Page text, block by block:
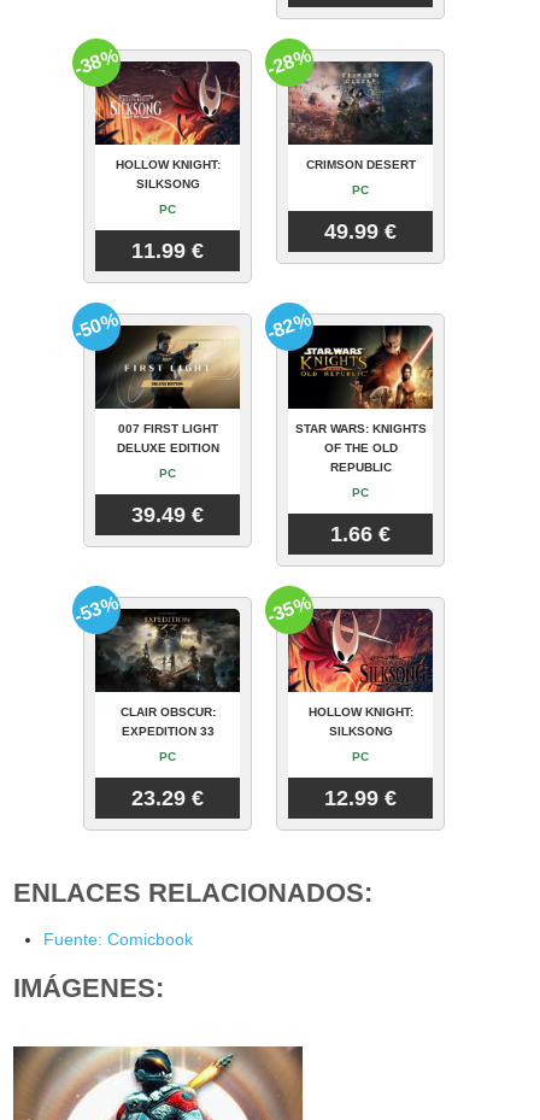
HOLLOW KNIGHT:
SILKSONG
PC
11.99 €
-38%
CRIMSON DESERT
PC
49.99 €
-28%
007 FIRST LIGHT
DELUXE EDITION
PC
39.49 €
-50%
STAR WARS: KNIGHTS
OF THE OLD
REPUBLIC
PC
1.66 €
-82%
CLAIR OBSCUR:
EXPEDITION 33
PC
23.29 €
-53%
HOLLOW KNIGHT:
SILKSONG
PC
12.99 €
-35%
ENLACES RELACIONADOS:
Fuente: Comicbook
IMÁGENES: